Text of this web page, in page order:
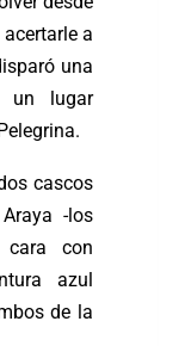
a
una
un lugar
cascos
-los
con
azul
de la